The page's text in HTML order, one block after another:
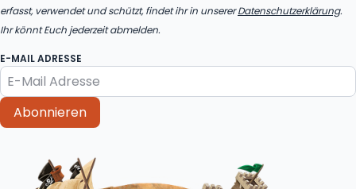
erfasst, verwendet und schützt, findet ihr in unsererDatenschutzerklärung.
Ihr könnt Euch jederzeit abmelden.
E-MAIL ADRESSE
Abonnieren